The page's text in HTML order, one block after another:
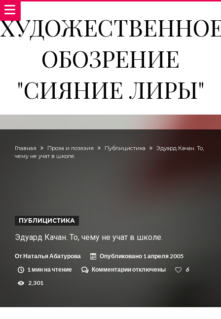
ОБОЗРЕНИЕ
"СИЯНИЕ ЛИРЫ"
Главная Проза и поэззия Публицистика
Эдуард Качан. То,
чему не учат в школе.
ПУБЛИЦИСТИКА
Эдуард Качан. То, чему не учат в школе.
ОтНаталья Абатурова Опубликовано 1 апреля 2005
1 мин на чтение
Комментариик
чему
отключены
6
2,301